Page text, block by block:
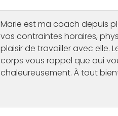
Marie est ma coach depuis
vos contraintes horaires,
plaisir de travailler avec elle.
corps vous rappel que oui
chaleureusement. À tout